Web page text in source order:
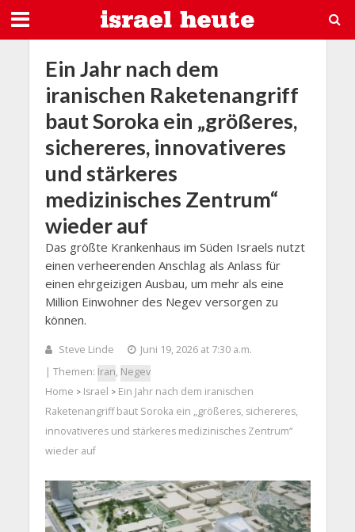
Ein Jahr nach dem
iranischen Raketenangriff
baut Soroka ein „größeres,
sichereres, innovativeres
und stärkeres
medizinisches Zentrum“
wieder auf
Das größte Krankenhaus im Süden Israels nutzt
einen verheerenden Anschlag als Anlass für
einen ehrgeizigen Ausbau, um mehr als eine
Million Einwohner des Negev versorgen zu
können.
Steve Linde
Juni 19, 2026 at 7:30 a.m.
| Themen: Iran, Negev
Home > Israel > Ein Jahr nach dem iranischen
Raketenangriff baut Soroka ein „größeres, sichereres,
innovativeres und stärkeres medizinisches Zentrum“
wieder auf